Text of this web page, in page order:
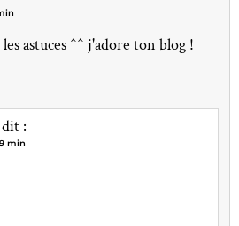
astuces ^^ j'adore ton blog !
dit :
min